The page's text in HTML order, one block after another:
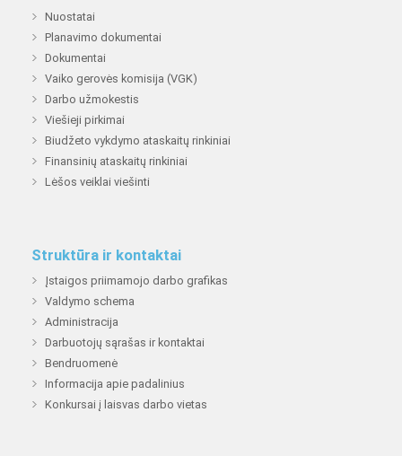
Nuostatai
Planavimo dokumentai
Dokumentai
Vaiko gerovės komisija (VGK)
Darbo užmokestis
Viešieji pirkimai
Biudžeto vykdymo ataskaitų rinkiniai
Finansinių ataskaitų rinkiniai
Lėšos veiklai viešinti
Struktūra ir kontaktai
Įstaigos priimamojo darbo grafikas
Valdymo schema
Administracija
Darbuotojų sąrašas ir kontaktai
Bendruomenė
Informacija apie padalinius
Konkursai į laisvas darbo vietas